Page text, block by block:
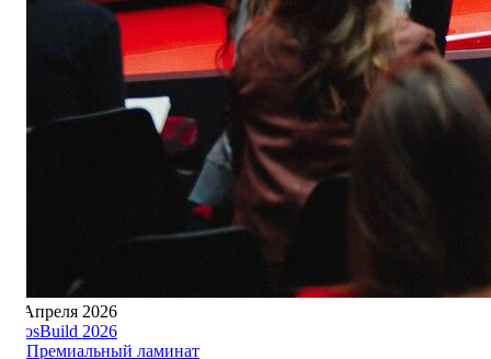
6 Апреля 2026
MosBuild 2026